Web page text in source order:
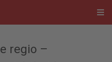
regio –